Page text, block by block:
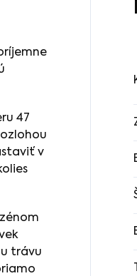
47
v
trávu